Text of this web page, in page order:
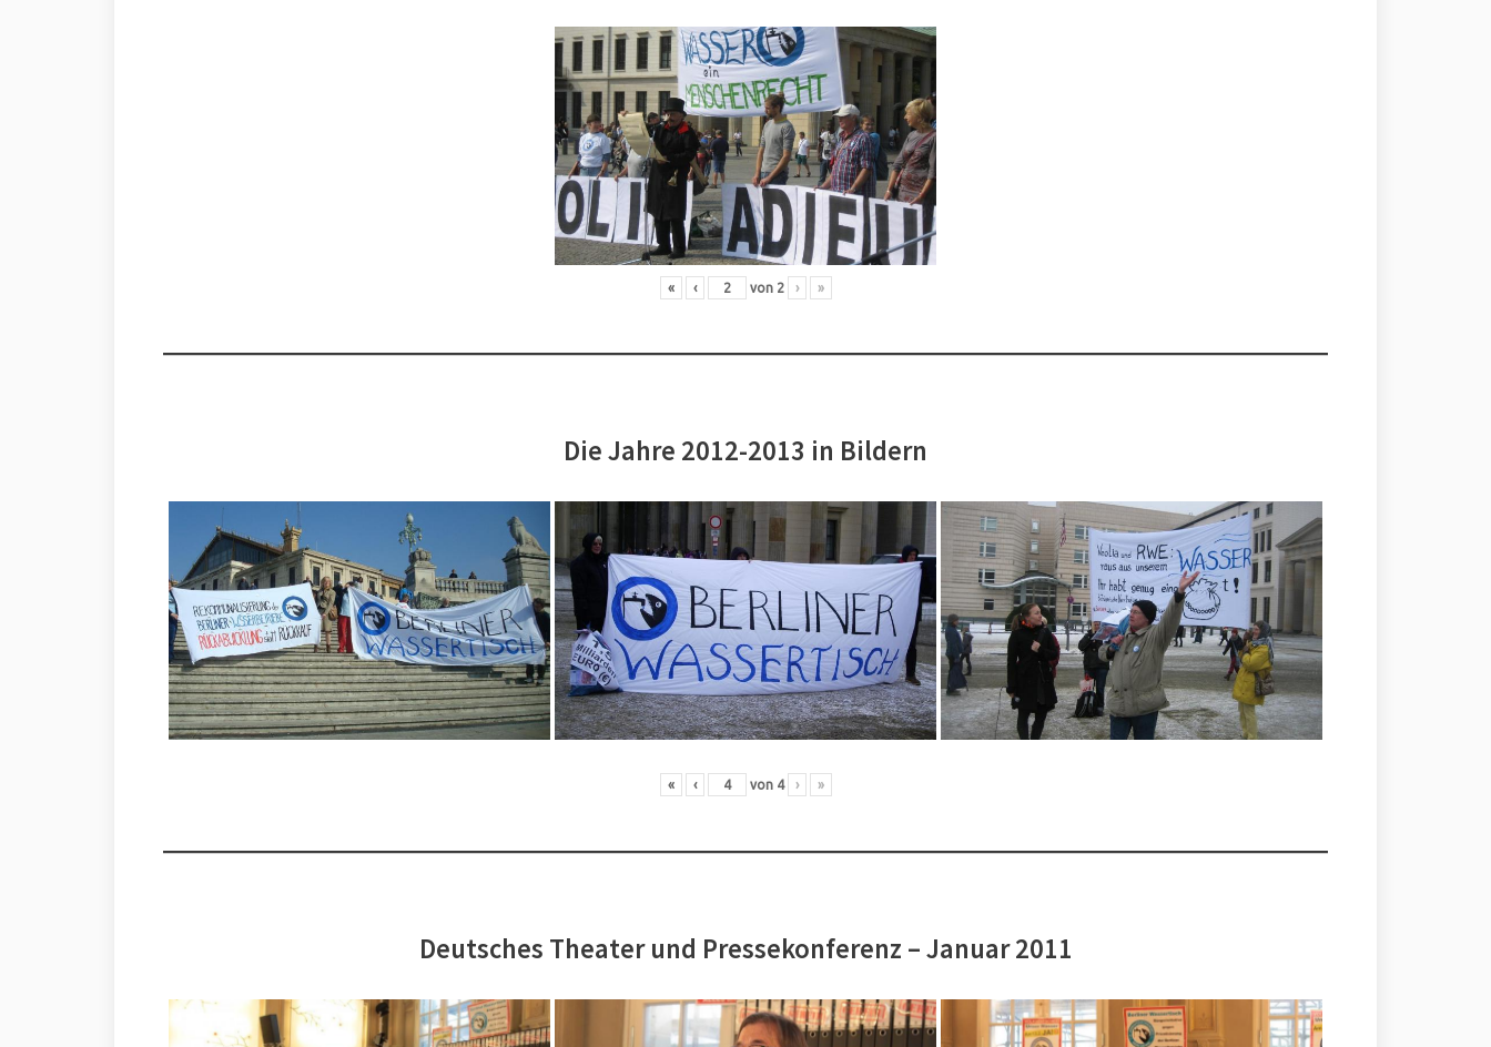
« ‹ von 2 › »
Die Jahre 2012-2013 in Bildern
« ‹ von 4 › »
Deutsches Theater und Pressekonferenz – Januar 2011